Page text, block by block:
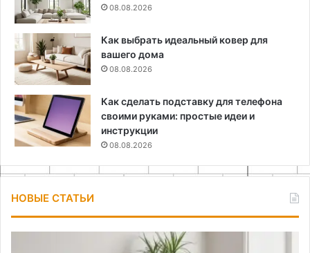
08.08.2026
Как выбрать идеальный ковер для
вашего дома
08.08.2026
Как сделать подставку для телефона
своими руками: простые идеи и
инструкции
08.08.2026
НОВЫЕ СТАТЬИ